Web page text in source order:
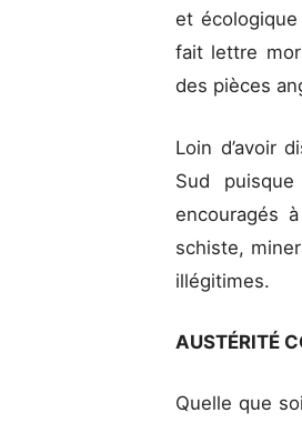
et
fait lettre
des pièces
Loin d’avoir
Sud
encouragés
schiste,
illégitimes.
AUSTÉRITÉ
Quelle que